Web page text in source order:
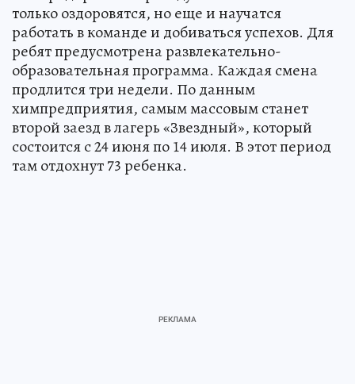
только оздоровятся, но еще и научатся
работать в команде и добиваться успехов. Для
ребят предусмотрена развлекательно-
образовательная программа. Каждая смена
продлится три недели. По данным
химпредприятия, самым массовым станет
второй заезд в лагерь «Звездный», который
состоится с 24 июня по 14 июля. В этот период
там отдохнут 73 ребенка.